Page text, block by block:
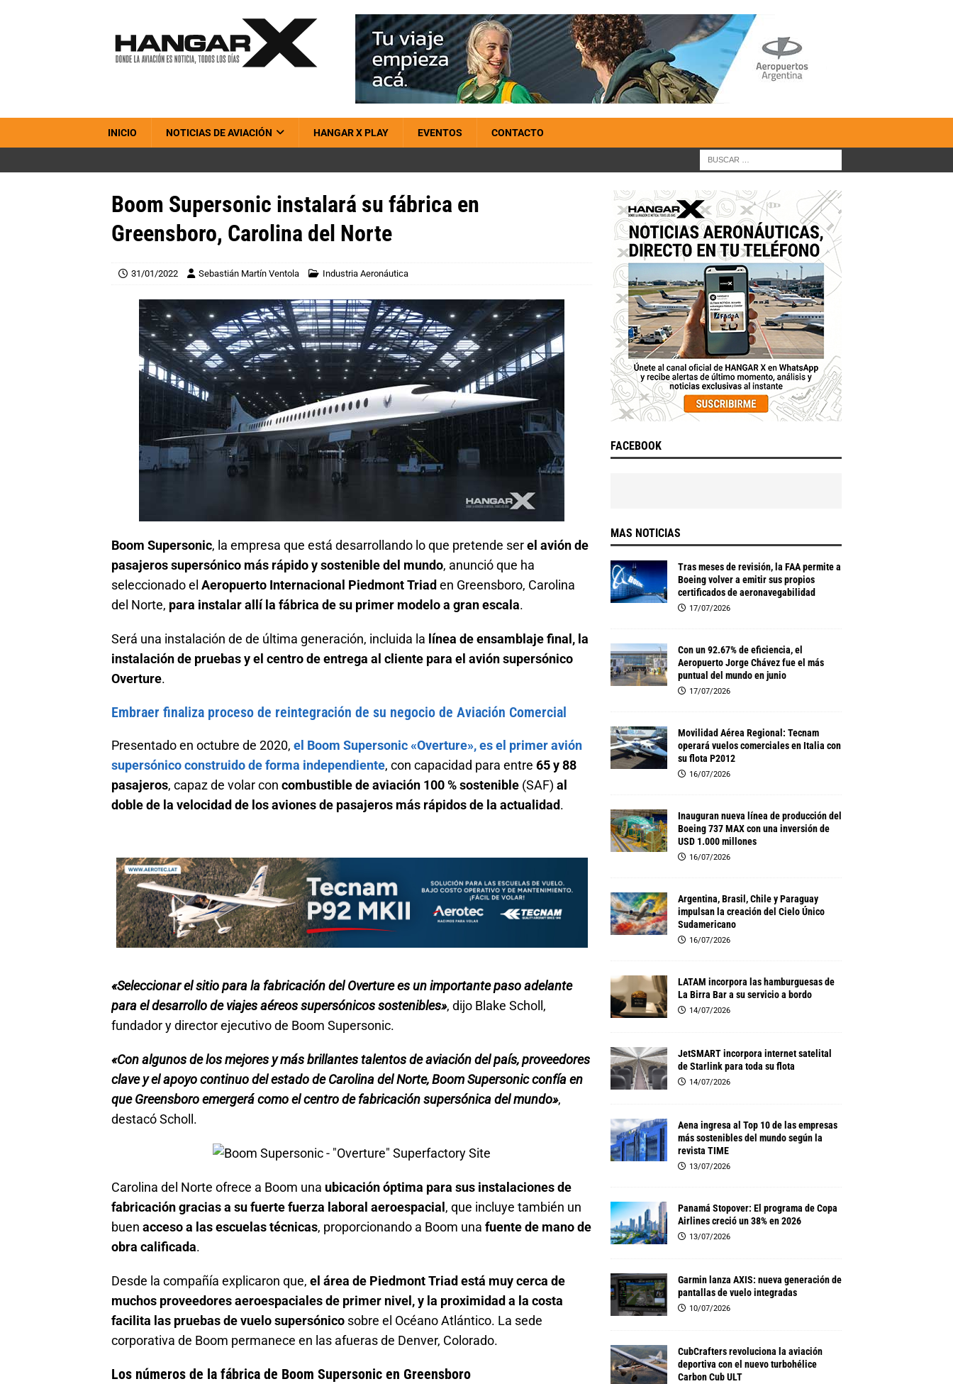
INICIO NOTICIAS DE AVIACIÓN HANGAR X PLAY EVENTOS CONTACTO
Boom Supersonic instalará su fábrica en
Greensboro, Carolina del Norte
31/01/2022 Sebastián Martín Ventola Industria Aeronáutica
Boom Supersonic, la empresa que está desarrollando lo que pretende serel avión de
pasajeros supersónico más rápido y sostenible del mundo, anunció que ha
seleccionado el Aeropuerto Internacional Piedmont Triad en Greensboro, Carolina
del Norte, para instalar allí la fábrica de su primer modelo a gran escala.
Será una instalación de de última generación, incluida la línea de ensamblaje final, la
instalación de pruebas y el centro de entrega al cliente para el avión supersónico
Overture.
Embraer finaliza proceso de reintegración de su negocio de Aviación Comercial
Presentado en octubre de 2020, el Boom Supersonic «Overture», es el primer avión
supersónico construido de forma independiente, con capacidad para entre 65 y 88
pasajeros, capaz de volar con combustible de aviación 100 % sostenible (SAF) al
doble de la velocidad de los aviones de pasajeros más rápidos de la actualidad.
«Seleccionar el sitio para la fabricación del Overture es un importante paso adelante
para el desarrollo de viajes aéreos supersónicos sostenibles», dijo Blake Scholl,
fundador y director ejecutivo de Boom Supersonic.
«Con algunos de los mejores y más brillantes talentos de aviación del país, proveedores
clave y el apoyo continuo del estado de Carolina del Norte, Boom Supersonic confía en
que Greensboro emergerá como el centro de fabricación supersónica del mundo»,
destacó Scholl.
Carolina del Norte ofrece a Boom una ubicación óptima para sus instalaciones de
fabricación gracias a su fuerte fuerza laboral aeroespacial , que incluye también un
buen acceso a las escuelas técnicas , proporcionando a Boom una fuente de mano de
obra calificada
Desde la compañía explicaron que, el área de Piedmont Triad está muy cerca de
muchos proveedores aeroespaciales de primer nivel, y la proximidad a la costa
facilita las pruebas de vuelo supersónico sobre el Océano Atlántico. La sede
corporativa de Boom permanece en las afueras de Denver, Colorado.
Los números de la fábrica de Boom Supersonic en Greensboro
FACEBOOK
MAS NOTICIAS
Tras meses de revisión, la FAA permite a
Boeing volver a emitir sus propios
certificados de aeronavegabilidad
17/07/2026
Con un 92.67% de eficiencia, el
Aeropuerto Jorge Chávez fue el más
puntual del mundo en junio
17/07/2026
Movilidad Aérea Regional: Tecnam
operará vuelos comerciales en Italia con
su flota P2012
16/07/2026
Inauguran nueva línea de producción del
Boeing 737 MAX con una inversión de
USD 1.000 millones
16/07/2026
Argentina, Brasil, Chile y Paraguay
impulsan la creación del Cielo Único
Sudamericano
16/07/2026
LATAM incorpora las hamburguesas de
La Birra Bar a su servicio a bordo
14/07/2026
JetSMART incorpora internet satelital
de Starlink para toda su flota
14/07/2026
Aena ingresa al Top 10 de las empresas
más sostenibles del mundo según la
revista TIME
13/07/2026
Panamá Stopover: El programa de Copa
Airlines creció un 38% en 2026
13/07/2026
Garmin lanza AXIS: nueva generación de
pantallas de vuelo integradas
10/07/2026
CubCrafters revoluciona la aviación
deportiva con el nuevo turbohélice
Carbon Cub ULT